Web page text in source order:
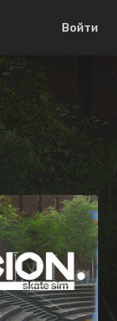
Войти